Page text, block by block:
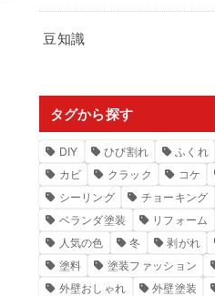
豆知識
タグから探す
DIY ひび割れ ふくれ
カビ
クラック コケ
シーリング
チョーキング
ベランダ塗装
リフォーム
人気の色
冬 剥がれ
塗料
塗装ファッション
外壁おしゃれ
外壁塗装